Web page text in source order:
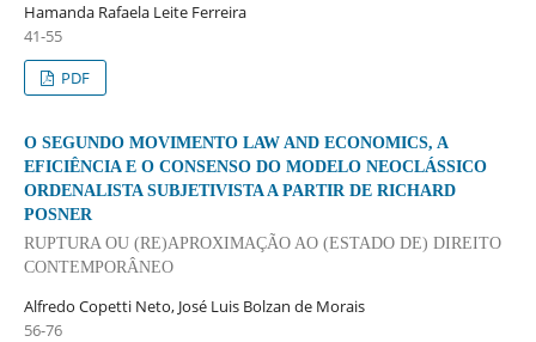
Hamanda Rafaela Leite Ferreira
41-55
PDF
O SEGUNDO MOVIMENTO LAW AND ECONOMICS, A
EFICIÊNCIA E O CONSENSO DO MODELO NEOCLÁSSICO
ORDENALISTA SUBJETIVISTA A PARTIR DE RICHARD
POSNER
RUPTURA OU (RE)APROXIMAÇÃO AO (ESTADO DE) DIREITO
CONTEMPORÂNEO
Alfredo Copetti Neto, José Luis Bolzan de Morais
56-76